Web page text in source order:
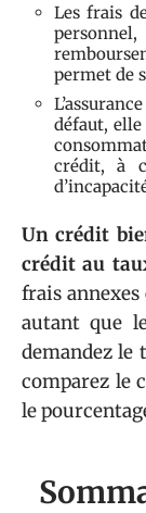
Les frais
permet de
défaut,
crédit, à
Un crédit
crédit au
frais
autant que
demandez le
comparez le
le